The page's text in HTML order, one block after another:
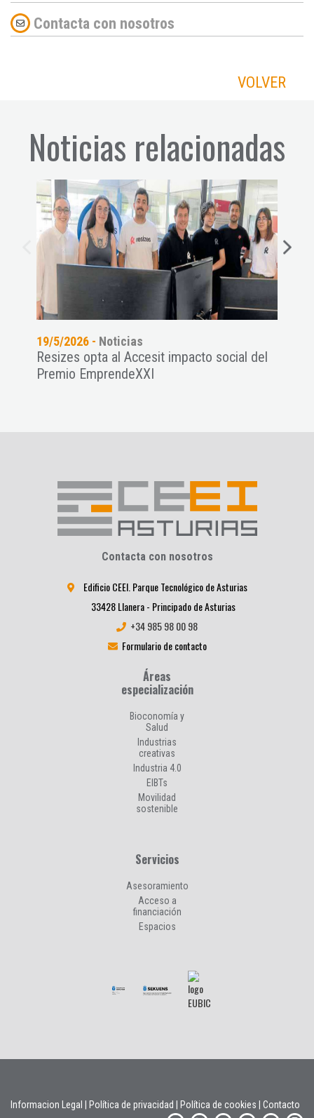
Contacta con nosotros
VOLVER
Noticias relacionadas
19/5/2026 - Noticias
Resizes opta al Accesit impacto social del
Premio EmprendeXXI
Contacta con nosotros
Edificio CEEI. Parque Tecnológico de Asturias
33428 Llanera - Principado de Asturias
+34 985 98 00 98
Formulario de contacto
Áreas
especialización
Bioconomía y
Salud
Industrias
creativas
Industria 4.0
EIBTs
Movilidad
sostenible
Servicios
Asesoramiento
Acceso a
financiación
Espacios
Informacion Legal Política de privacidad Política de cookies Contacto